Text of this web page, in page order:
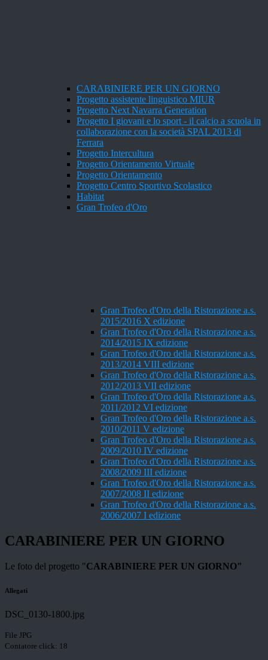
CARABINIERE PER UN GIORNO
Progetto assistente linguistico MIUR
Progetto Next Navarra Generation
Progetto I giovani e lo sport - il calcio a scuola in
collaborazione con la società SPAL 2013 di
Ferrara
Progetto Intercultura
Progetto Orientamento Virtuale
Progetto Orientamento
Progetto Centro Sportivo Scolastico
Habitat
Gran Trofeo d'Oro
Gran Trofeo d'Oro della Ristorazione a.s.
2015/2016 X edizione
Gran Trofeo d'Oro della Ristorazione a.s.
2014/2015 IX edizione
Gran Trofeo d'Oro della Ristorazione a.s.
2013/2014 VIII edizione
Gran Trofeo d'Oro della Ristorazione a.s.
2012/2013 VII edizione
Gran Trofeo d'Oro della Ristorazione a.s.
2011/2012 VI edizione
Gran Trofeo d'Oro della Ristorazione a.s.
2010/2011 V edizione
Gran Trofeo d'Oro della Ristorazione a.s.
2009/2010 IV edizione
Gran Trofeo d'Oro della Ristorazione a.s.
2008/2009 III edizione
Gran Trofeo d'Oro della Ristorazione a.s.
2007/2008 II edizione
Gran Trofeo d'Oro della Ristorazione a.s.
2006/2007 I edizione
CARABINIERE PER UN GIORNO
Le foto del progetto "CARABINIERE PER UN GIORNO"
Allegati
DSC_0130-1800.jpg
File JPG
Contatore click: 18